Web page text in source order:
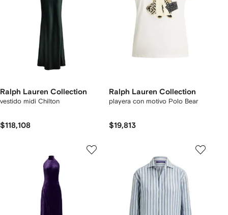
Ralph Lauren Collection
vestido midi Chilton
$118,108
Ralph Lauren Collection
playera con motivo Polo Bear
$19,813